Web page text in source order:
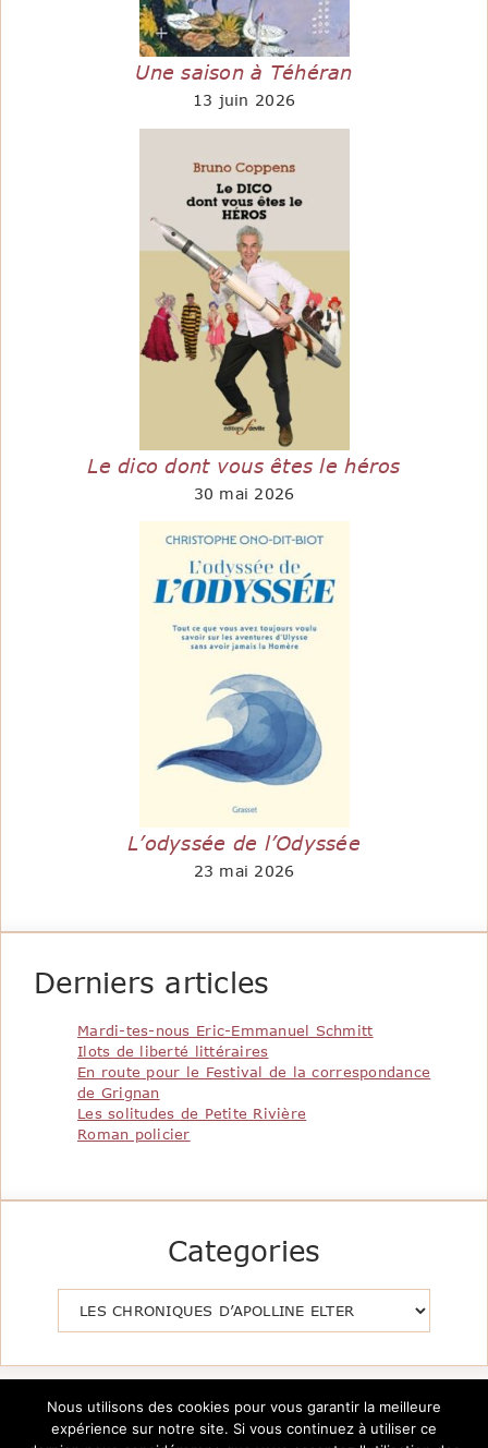
Une saison à Téhéran
13 juin 2026
Le dico dont vous êtes le héros
30 mai 2026
L’odyssée de l’Odyssée
23 mai 2026
Derniers articles
Mardi-tes-nous Eric-Emmanuel Schmitt
Ilots de liberté littéraires
En route pour le Festival de la correspondance
de Grignan
Les solitudes de Petite Rivière
Roman policier
Categories
Nous utilisons des cookies pour vous garantir la meilleure
expérience sur notre site. Si vous continuez à utiliser ce